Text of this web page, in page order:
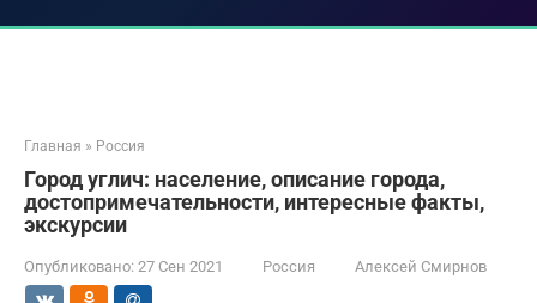
Главная » Россия
Город углич: население, описание города,
достопримечательности, интересные факты,
экскурсии
Опубликовано: 27 Сен 2021 Россия Алексей Смирнов